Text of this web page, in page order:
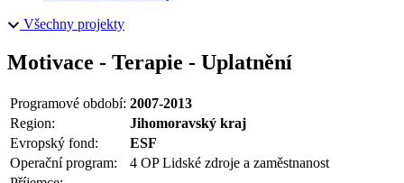
Všechny projekty
Motivace - Terapie - Uplatnění
Programové období: 2007-2013
Region:
Jihomoravský kraj
Evropský fond:
ESF
Operační program:
4 OP Lidské zdroje a zaměstnanost